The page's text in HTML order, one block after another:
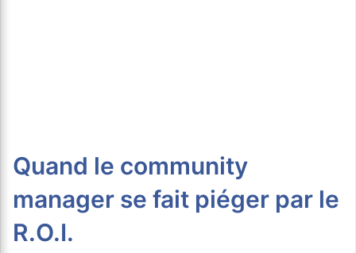
Quand le community
manager se fait piéger par le
R.O.I.